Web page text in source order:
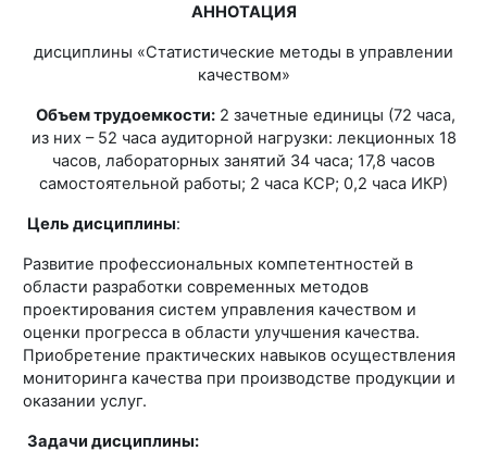
АННОТАЦИЯ
дисциплины «Статистические методы в управлении
качеством»
Объем трудоемкости: 2 зачетные единицы (72 часа,
из них – 52 часа аудиторной нагрузки: лекционных 18
часов, лабораторных занятий 34 часа; 17,8 часов
самостоятельной работы; 2 часа КСР; 0,2 часа ИКР)
Цель дисциплины:
Развитие профессиональных компетентностей в
области разработки современных методов
проектирования систем управления качеством и
оценки прогресса в области улучшения качества.
Приобретение практических навыков осуществления
мониторинга качества при производстве продукции и
оказании услуг.
Задачи дисциплины: